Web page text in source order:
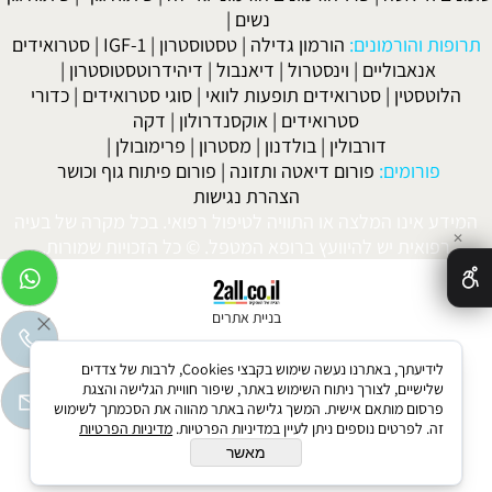
נשים |
תרופות והורמונים: הורמון גדילה |טסטוסטרון |
IGF-1
|סטרואידים
אנאבוליים | וינסטרול | דיאנבול | דיהידרוטסטוסטרון |
הלוטסטין | סטרואידים תופעות לוואי | סוגי סטרואידים | כדורי
סטרואידים | אוקסנדרולון | דקה
דורבולין | בולדנון | מסטרון | פרימובולן |
פורומים: פורום דיאטה ותזונה | פורום פיתוח גוף וכושר
הצהרת נגישות
המידע אינו המלצה או התוויה לטיפול רפואי. בכל מקרה של בעיה
רפואית יש להיוועץ ברופא המטפל. © כל הזכויות שמורות.
בניית אתרים
✕
לידיעתך, באתרנו נעשה שימוש בקבצי Cookies, לרבות של צדדים
שלישיים, לצורך ניתוח השימוש באתר, שיפור חוויית הגלישה והצגת
פרסום מותאם אישית. המשך גלישה באתר מהווה את הסכמתך לשימוש
זה. לפרטים נוספים ניתן לעיין במדיניות הפרטיות. מדיניות הפרטיות
מאשר